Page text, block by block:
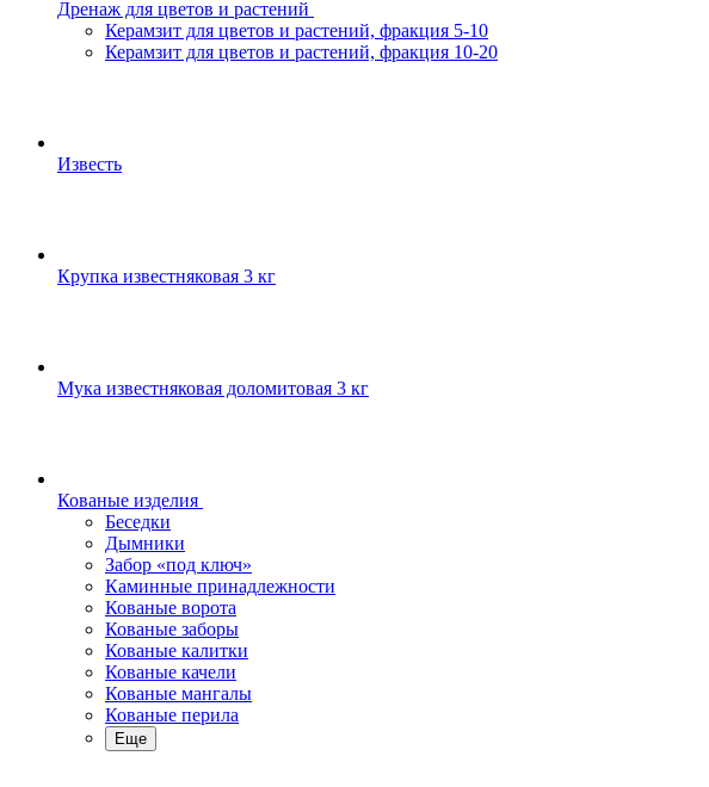
Дренаж для цветов и растений
Керамзит для цветов и растений, фракция 5-10
Керамзит для цветов и растений, фракция 10-20
Известь
Крупка известняковая 3 кг
Мука известняковая доломитовая 3 кг
Кованые изделия
Беседки
Дымники
Забор «под ключ»
Каминные принадлежности
Кованые ворота
Кованые заборы
Кованые калитки
Кованые качели
Кованые мангалы
Кованые перила
Еще